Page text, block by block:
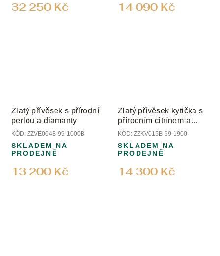
32 250 Kč 14 090 Kč
Zlatý přívěsek s přírodní
perlou a diamanty
KÓD: ZZVE004B-99-1000B
13 200 Kč
SKLADEM NA
PRODEJNĚ
Zlatý přívěsek kytička s
přírodním citrínem a
diamanty
KÓD: ZZKV015B-99-1900
14 300 Kč
SKLADEM NA
PRODEJNĚ